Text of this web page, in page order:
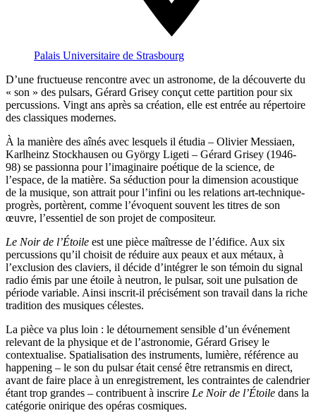
Palais Universitaire de Strasbourg
D’une fructueuse rencontre avec un astronome, de la découverte du
« son » des pulsars, Gérard Grisey conçut cette partition pour six
percussions. Vingt ans après sa création, elle est entrée au répertoire
des classiques modernes.
À la manière des aînés avec lesquels il étudia – Olivier Messiaen,
Karlheinz Stockhausen ou György Ligeti – Gérard Grisey (1946-
98) se passionna pour l’imaginaire poétique de la science, de
l’espace, de la matière. Sa séduction pour la dimension acoustique
de la musique, son attrait pour l’infini ou les relations art-technique-
progrès, portèrent, comme l’évoquent souvent les titres de son
œuvre, l’essentiel de son projet de compositeur.
Le Noir de l’Étoile est une pièce maîtresse de l’édifice. Aux six
percussions qu’il choisit de réduire aux peaux et aux métaux, à
l’exclusion des claviers, il décide d’intégrer le son témoin du signal
radio émis par une étoile à neutron, le pulsar, soit une pulsation de
période variable. Ainsi inscrit-il précisément son travail dans la riche
tradition des musiques célestes.
La pièce va plus loin : le détournement sensible d’un événement
relevant de la physique et de l’astronomie, Gérard Grisey le
contextualise. Spatialisation des instruments, lumière, référence au
happening – le son du pulsar était censé être retransmis en direct,
avant de faire place à un enregistrement, les contraintes de calendrier
étant trop grandes – contribuent à inscrire Le Noir de l’Étoile dans la
catégorie onirique des opéras cosmiques.